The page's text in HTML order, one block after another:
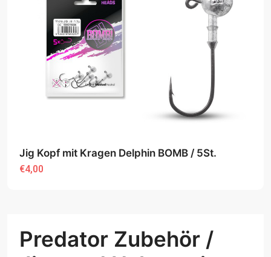
Jig Kopf mit Kragen Delphin BOMB / 5St.
€4,00
Predator Zubehör /